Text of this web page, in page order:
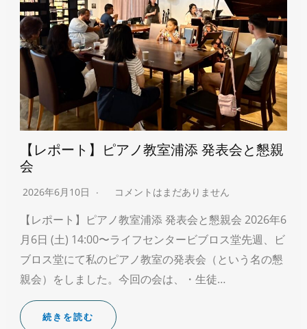
【レポート】ピアノ教室浦添 発表会と懇親
会
2026年6月10日 コメントはまだありません
【レポート】ピアノ教室浦添 発表会と懇親会 2026年6
月6日 (土) 14:00〜ライフセンタービブロス堂先週、ビ
ブロス堂にて私のピアノ教室の発表会（という名の懇
親会）をしました。今回の会は、・生徒…
続きを読む